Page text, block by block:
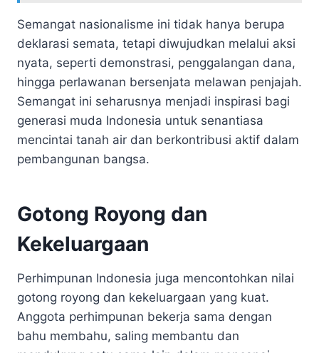
Semangat nasionalisme ini tidak hanya berupa
deklarasi semata, tetapi diwujudkan melalui aksi
nyata, seperti demonstrasi, penggalangan dana,
hingga perlawanan bersenjata melawan penjajah.
Semangat ini seharusnya menjadi inspirasi bagi
generasi muda Indonesia untuk senantiasa
mencintai tanah air dan berkontribusi aktif dalam
pembangunan bangsa.
Gotong Royong dan
Kekeluargaan
Perhimpunan Indonesia juga mencontohkan nilai
gotong royong dan kekeluargaan yang kuat.
Anggota perhimpunan bekerja sama dengan
bahu membahu, saling membantu dan